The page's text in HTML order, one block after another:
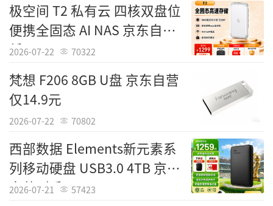
极空间 T2 私有云 四核双盘位
便携全固态 AI NAS 京东自营
低至1299元
2026-07-22 70322
梵想 F206 8GB U盘 京东自营
仅14.9元
2026-07-22 70802
西部数据 Elements新元素系
列移动硬盘 USB3.0 4TB 京东
自营到手1259元
2026-07-21 57423